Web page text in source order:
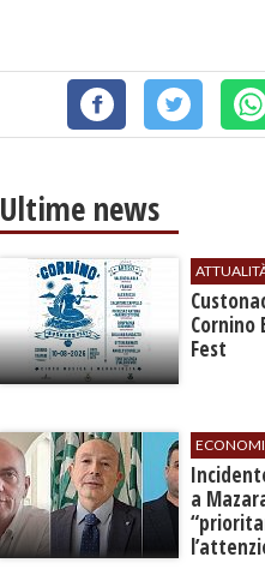
Ultime news
Cornino
Fest
a